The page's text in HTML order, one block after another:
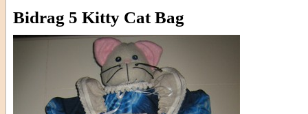
Bidrag 5 Kitty Cat Bag